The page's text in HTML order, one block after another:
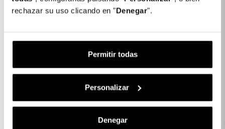
rechazar su uso clicando en "Denegar".
Permitir todas
Personalizar
Denegar
Subtotale:
Completa il tuo acquisto
Cristal Templado Completo Irrompible
para iPhone 11 Pro Max.
24,99 €